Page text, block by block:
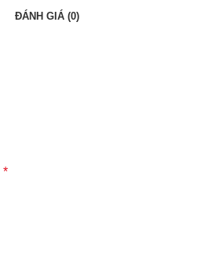
ĐÁNH GIÁ (0)
*